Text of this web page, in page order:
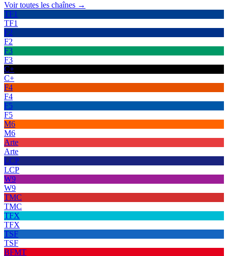
Voir toutes les chaînes →
TF1
TF1
F2
F2
F3
F3
C+
C+
F4
F4
F5
F5
M6
M6
Arte
Arte
LCP
LCP
W9
W9
TMC
TMC
TFX
TFX
TSF
TSF
BFMT